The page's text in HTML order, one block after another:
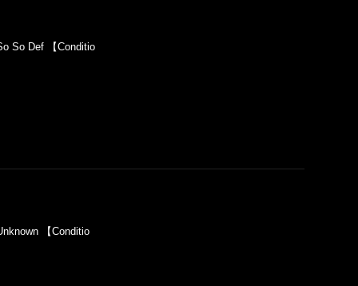
So Def 【Conditio
【Conditio